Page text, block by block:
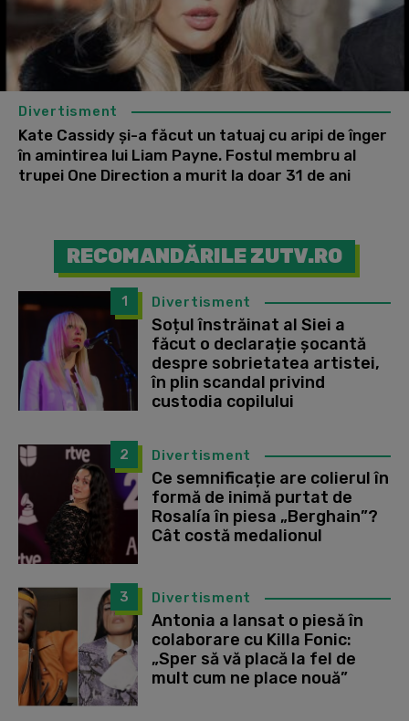
Divertisment
Kate Cassidy și-a făcut un tatuaj cu aripi de înger
în amintirea lui Liam Payne. Fostul membru al
trupei One Direction a murit la doar 31 de ani
RECOMANDĂRILE ZUTV.RO
1 Divertisment
Soțul înstrăinat al Siei a
făcut o declarație șocantă
despre sobrietatea artistei,
în plin scandal privind
custodia copilului
2 Divertisment
Ce semnificație are colierul în
formă de inimă purtat de
Rosalía în piesa „Berghain”?
Cât costă medalionul
3 Divertisment
Antonia a lansat o piesă în
colaborare cu Killa Fonic:
„Sper să vă placă la fel de
mult cum ne place nouă”